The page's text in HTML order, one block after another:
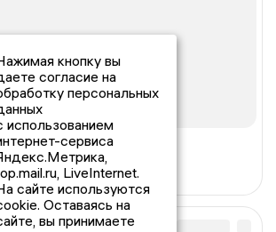
кнопку вы
согласие на
персональных
использованием
сервиса
LiveInternet.
сайте используются
Оставаясь на
вы принимаете